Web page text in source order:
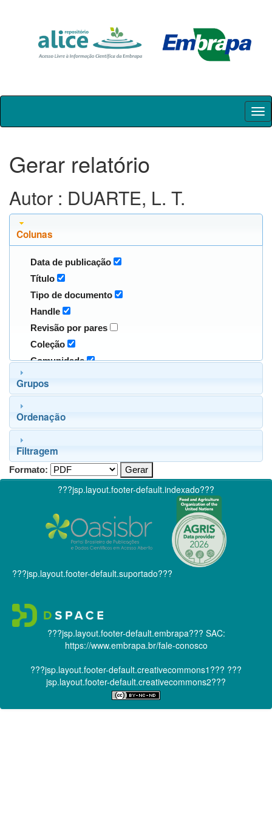
Skip
Gerar relatório
Autor : DUARTE, L. T.
Colunas
Data de publicação
Título
Tipo de documento
Handle
Revisão por pares
Coleção
Comunidade
Grupos
Ordenação
Filtragem
Formato:
???jsp.layout.footer-default.indexado???
???jsp.layout.footer-default.suportado???
???jsp.layout.footer-default.embrapa??? SAC:
https://www.embrapa.br/fale-conosco
???jsp.layout.footer-default.creativecommons1??? ???
jsp.layout.footer-default.creativecommons2???